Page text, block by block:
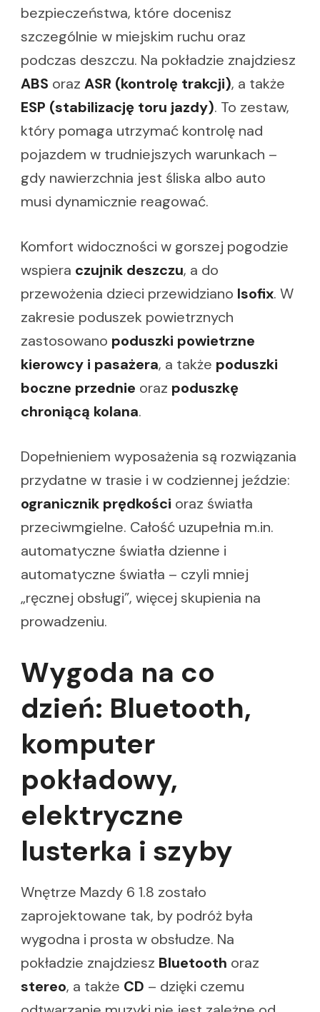
bezpieczeństwa, które docenisz
szczególnie w miejskim ruchu oraz
podczas deszczu. Na pokładzie znajdziesz
ABS oraz ASR (kontrolę trakcji), a także
ESP (stabilizację toru jazdy). To zestaw,
który pomaga utrzymać kontrolę nad
pojazdem w trudniejszych warunkach –
gdy nawierzchnia jest śliska albo auto
musi dynamicznie reagować.
Komfort widoczności w gorszej pogodzie
wspiera czujnik deszczu, a do
przewożenia dzieci przewidziano Isofix. W
zakresie poduszek powietrznych
zastosowano poduszki powietrzne
kierowcy i pasażera, a także poduszki
boczne przednie oraz poduszkę
chroniącą kolana.
Dopełnieniem wyposażenia są rozwiązania
przydatne w trasie i w codziennej jeździe:
ogranicznik prędkości oraz światła
przeciwmgielne. Całość uzupełnia m.in.
automatyczne światła dzienne i
automatyczne światła – czyli mniej
„ręcznej obsługi”, więcej skupienia na
prowadzeniu.
Wygoda na co
dzień: Bluetooth,
komputer
pokładowy,
elektryczne
lusterka i szyby
Wnętrze Mazdy 6 1.8 zostało
zaprojektowane tak, by podróż była
wygodna i prosta w obsłudze. Na
pokładzie znajdziesz Bluetooth oraz
stereo, a także CD – dzięki czemu